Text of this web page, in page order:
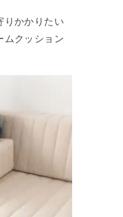
りかかりたい
ムクッション